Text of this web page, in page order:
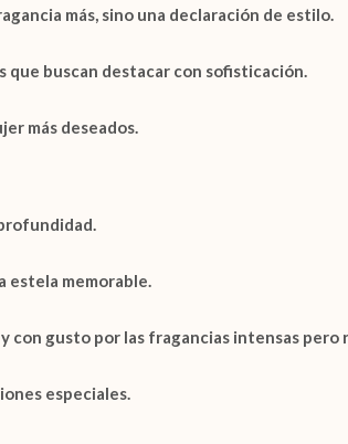
más, sino una declaración de estilo.
buscan destacar con sofisticación.
más deseados.
estela memorable.
con gusto por las fragancias intensas pero
especiales.